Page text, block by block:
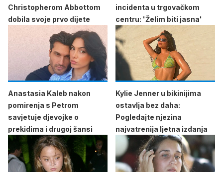
Christopherom Abbottom
dobila svoje prvo dijete
incidenta u trgovačkom
centru: 'Želim biti jasna'
Anastasia Kaleb nakon
pomirenja s Petrom
savjetuje djevojke o
prekidima i drugoj šansi
Kylie Jenner u bikinijima
ostavlja bez daha:
Pogledajte njezina
najvatrenija ljetna izdanja